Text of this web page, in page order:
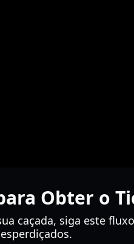
Obter o
caçada, siga este